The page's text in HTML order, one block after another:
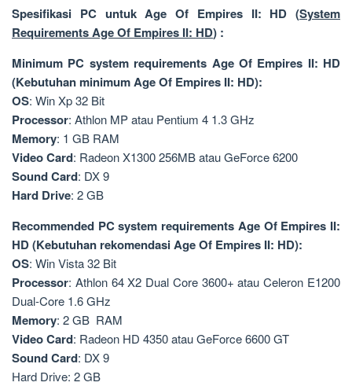
Spesifikasi PC untuk Age Of Empires II: HD (System
Requirements Age Of Empires II: HD) :
Minimum PC system requirements Age Of Empires II: HD
(Kebutuhan minimum Age Of Empires II: HD):
OS: Win Xp 32 Bit
Processor: Athlon MP atau Pentium 4 1.3 GHz
Memory: 1 GB RAM
Video Card: Radeon X1300 256MB atau GeForce 6200
Sound Card: DX 9
Hard Drive: 2 GB
Recommended PC system requirements Age Of Empires II:
HD (Kebutuhan rekomendasi Age Of Empires II: HD):
OS: Win Vista 32 Bit
Processor: Athlon 64 X2 Dual Core 3600+ atau Celeron E1200
Dual-Core 1.6 GHz
Memory: 2 GB RAM
Video Card: Radeon HD 4350 atau GeForce 6600 GT
Sound Card: DX 9
Hard Drive: 2 GB